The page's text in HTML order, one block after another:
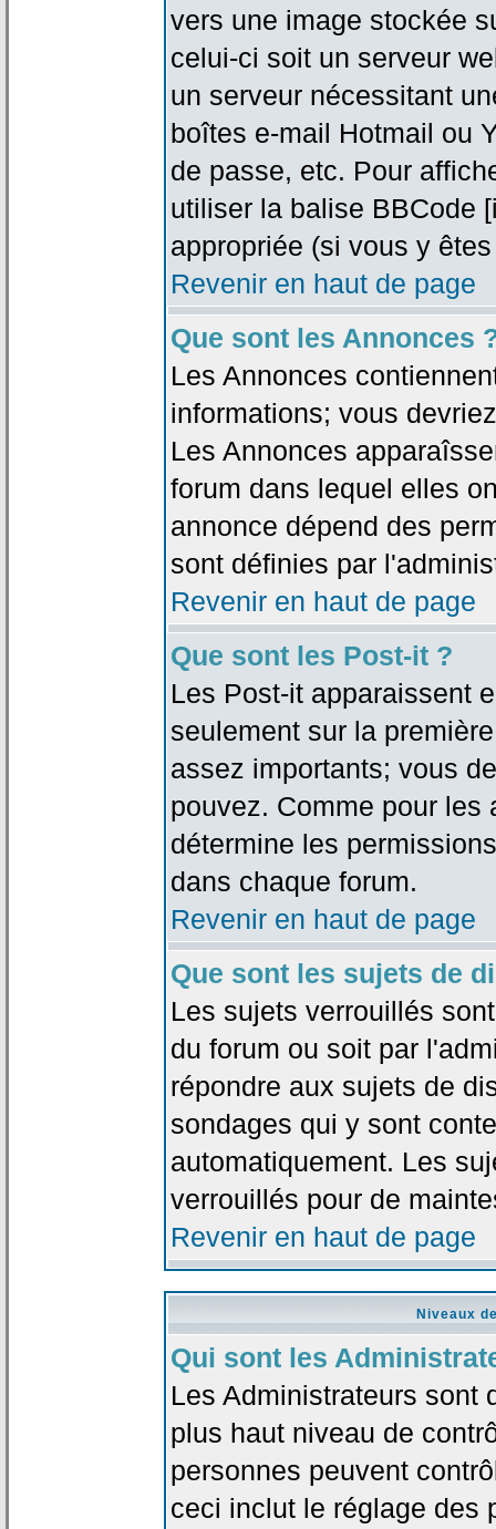
vers une image stockée
celui-ci soit un serveur
un serveur nécessitant
boîtes e-mail Hotmail ou
de passe, etc. Pour
utiliser la balise BBCode
appropriée (si vous y
Revenir en haut de page
Que sont les Annonces
Les Annonces
informations; vous
Les Annonces
forum dans lequel elles
annonce dépend des
sont définies par
Revenir en haut de page
Que sont les Post-it ?
Les Post-it apparaissent
seulement sur la
assez importants; vous
pouvez. Comme pour les
détermine les
dans chaque forum.
Revenir en haut de page
Que sont les sujets de
Les sujets verrouillés
du forum ou soit par
répondre aux sujets de
sondages qui y sont
automatiquement. Les
verrouillés pour de
Revenir en haut de page
Niveaux
Qui sont les
Les Administrateurs sont
plus haut niveau de
personnes peuvent
ceci inclut le réglage des